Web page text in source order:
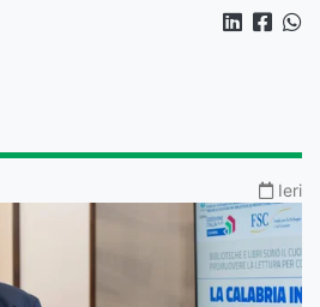
Ieri